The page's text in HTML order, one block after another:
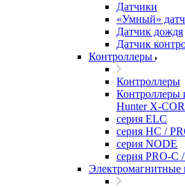
Датчики
«Умный»
Датчик дождя
Датчик
Контроллеры
Контроллеры
Контроллеры
Hunter X-
серия ELC
серия HC /
серия NODE
серия PRO-C
Электромагнитные